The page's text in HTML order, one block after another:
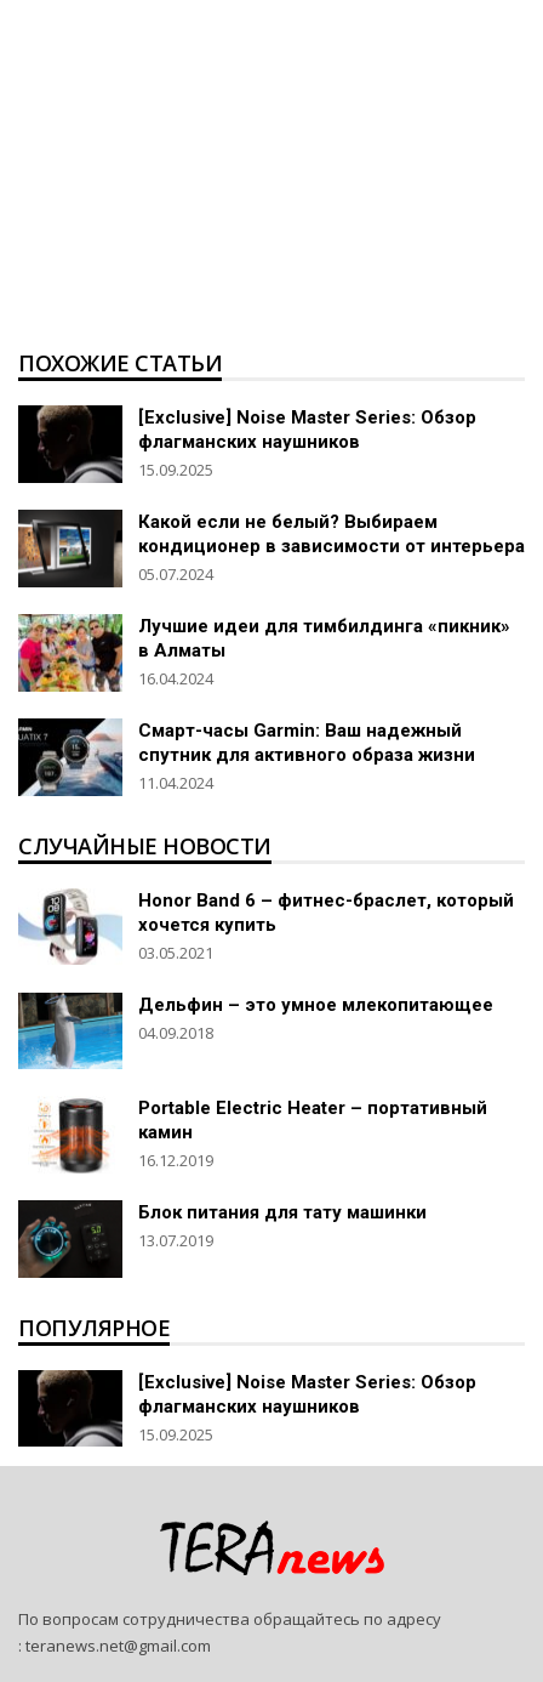
ПОХОЖИЕ СТАТЬИ
[Exclusive] Noise Master Series: Обзор
флагманских наушников
15.09.2025
Какой если не белый? Выбираем
кондиционер в зависимости от интерьера
05.07.2024
Лучшие идеи для тимбилдинга «пикник»
в Алматы
16.04.2024
Смарт-часы Garmin: Ваш надежный
спутник для активного образа жизни
11.04.2024
СЛУЧАЙНЫЕ НОВОСТИ
Honor Band 6 – фитнес-браслет, который
хочется купить
03.05.2021
Дельфин – это умное млекопитающее
04.09.2018
Portable Electric Heater – портативный
камин
16.12.2019
Блок питания для тату машинки
13.07.2019
ПОПУЛЯРНОЕ
[Exclusive] Noise Master Series: Обзор
флагманских наушников
15.09.2025
По вопросам сотрудничества обращайтесь по адресу
: teranews.net@gmail.com